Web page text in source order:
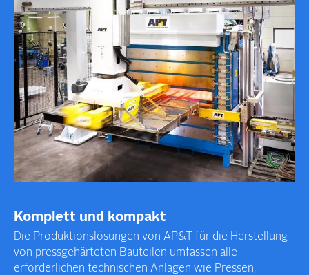
Komplett und kompakt
Die Produktions­lösungen von AP&T für die Herstellung
von press­gehärteten Bauteilen umfassen alle
erforderlichen technischen Anlagen wie Pressen,